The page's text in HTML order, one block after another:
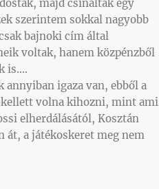
majd csináltak egy
szerintem sokkal nagyobb
bajnoki cím által
voltak, hanem közpénzből
is….
igaza van, ebből a
volna kihozni, mint ami
elherdálásától, Kosztán
át, a játékoskeret meg nem